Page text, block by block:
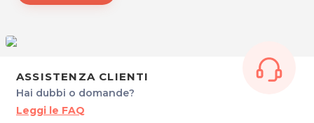
Per ulteriori informazioni sull'offerta o sulle modalità di acquisto
ASSISTENZA CLIENTI
Hai dubbi o domande?
Leggi le FAQ